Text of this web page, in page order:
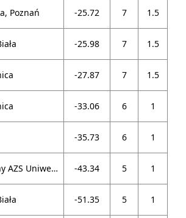
Poznań -25.72 7 1.5
-25.98 7 1.5
-27.87 7 1.5
-33.06 6 1
-35.73 6 1
Klub Uczelniany AZS Uniwersytetu Warszawskiego, Warszawa -43.34 5 1
-51.35 5 1